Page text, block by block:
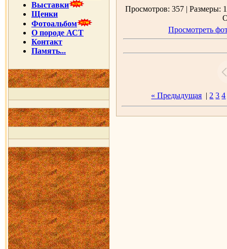
Выставки
Щенки
Фотоальбом
О породе АСТ
Контакт
Память...
Просмотров: 357 | Размеры:
Просмотреть
« Предыдущая | 2 3 4